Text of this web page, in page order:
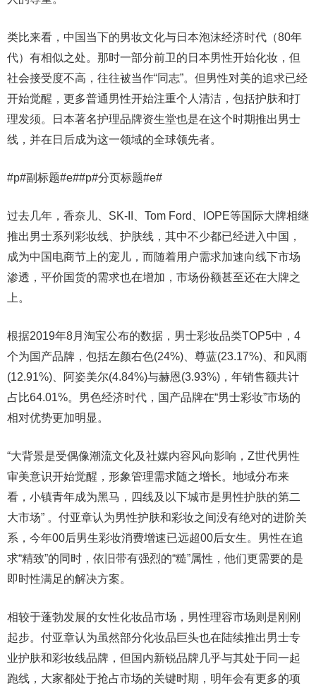
类比来看，中国当下的男妆文化与日本泡沫经济时代（80年
代）有相似之处。那时一部分前卫的日本男性开始化妆，但
社会接受度不高，往往被当作“同志”。但男性对美的追求已经
开始觉醒，更多普通男性开始注重个人清洁，包括护肤和打
理发须。日本著名护理品牌资生堂也是在这个时期推出男士
线，并在日后成为这一领域的全球领先者。
#p#副标题#e##p#分页标题#e#
过去几年，香奈儿、SK-II、Tom Ford、IOPE等国际大牌相继
推出男士系列彩妆线、护肤线，其中不少都已经进入中国，
成为中国电商节上的宠儿，而随着用户需求加速向线下市场
渗透，平价国货的需求也在增加，市场份额甚至还在大牌之
上。
根据2019年8月淘宝公布的数据，男士彩妆品类TOP5中，4
个为国产品牌，包括左颜右色(24%)、尊蓝(23.17%)、和风雨
(12.91%)、阿姿美尔(4.84%)与赫恩(3.93%)，年销售额共计
占比64.01%。男色经济时代，国产品牌在“男士彩妆”市场的
相对优势更加明显。
“大背景是受偶像潮流文化及社媒内容风向影响，Z世代男性
审美意识开始觉醒，形象管理需求随之增长。地域分布来
看，小镇青年成为黑马，四线及以下城市是男性护肤的第二
大市场” 。付亚章认为男性护肤和彩妆之间没有绝对的进阶关
系，今年00后男生彩妆消费增速已远超00后女生。男性在追
求“精致”的同时，依旧带有强烈的“糙”属性，他们更需要的是
即时性满足的解决方案。
相较于蓬勃发展的女性化妆品市场，男性理容市场则是刚刚
起步。付亚章认为虽然部分化妆品巨头也在陆续推出男士专
业护肤和彩妆线品牌，但国内新锐品牌几乎与其处于同一起
跑线，大家都处于抢占市场的关键时期，明年会有更多的项